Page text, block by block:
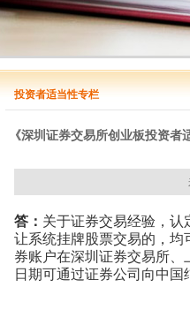
投资者适当性专栏
《深圳证券交易所创业板投资
答： 关于证券交易经验，认
让系统挂牌股票交易的，
券账户在深圳证券交易所
日期可通过证券公司向中国